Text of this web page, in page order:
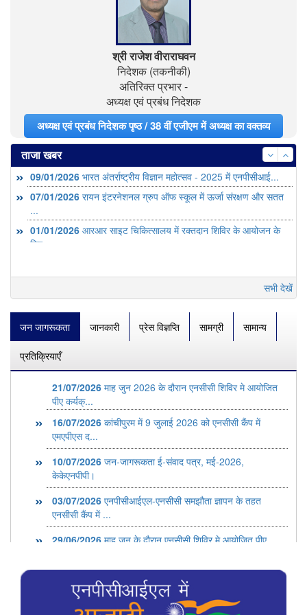
श्री राजेश वीराराघवन
निदेशक (तकनीकी)
अतिरिक्त प्रभार -
अध्यक्ष एवं प्रबंध निदेशक
अध्यक्ष एवं प्रबंध निदेशक पृष्ठ / 38 वीं एजीएम में अध्यक्ष का वक्तव्य
ताजा खबर
09/01/2026 भारत अंतर्राष्ट्रीय विज्ञान महोत्सव - 2025 में एनपीसीआई...
07/01/2026 रायन इंटरनेशनल ग्रुप ऑफ स्कूल में ऊर्जा संरक्षण और सतत
...
01/01/2026 आरआर साइट चिकित्सालय में रक्तदान शिविर के आयोजन के
लिए ...
सभी देखें
जन जागरूकता जानकारी प्रेस विज्ञप्ति सामग्री सामान्य
प्रतिक्रियाएँ
16/07/2026 कांचीपुरम में 9 जुलाई 2026 को एनसीसी कैंप में
एमएपीएस द...
10/07/2026 जन-जागरूकता ई-संवाद पत्र, मई-2026,
केकेएनपीपी।
03/07/2026 एनपीसीआईएल-एनसीसी समझौता ज्ञापन के तहत
एनसीसी कैंप में ...
29/06/2026 माह जून के दौरान एनसीसी शिविर मे आयोजित पीए
कर्यक्रम पर...
23/06/2026 माह जून-26 के दौरान एनसीसी शिविर मे आयोजित पीए
23/07/2026जन-जागरूकता ई-संवाद पत्र, जुन-2026,
केकेएनपीपी।
23/12/2025गो.ह.अणु वि.परि. पर आयोजित पीए कार्यक्रम